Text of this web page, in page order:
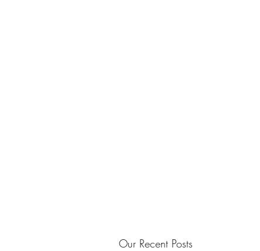
Our Recent Posts